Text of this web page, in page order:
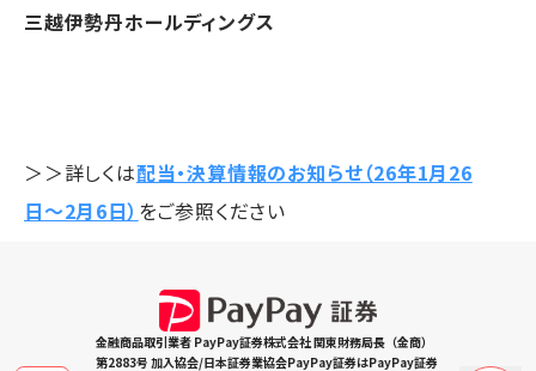
三越伊勢丹ホールディングス
＞＞詳しくは配当・決算情報のお知らせ（26年1月26
日〜2月6日） をご参照ください
金融商品取引業者 PayPay証券株式会社 関東財務局長（金商）
第2883号 加入協会/日本証券業協会PayPay証券はPayPay証券